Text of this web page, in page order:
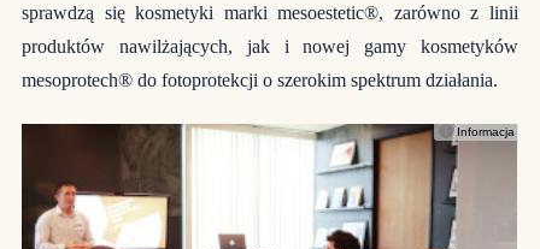
sprawdzą się kosmetyki marki mesoestetic®, zarówno z linii
produktów nawilżających, jak i nowej gamy kosmetyków
mesoprotech® do fotoprotekcji o szerokim spektrum działania.